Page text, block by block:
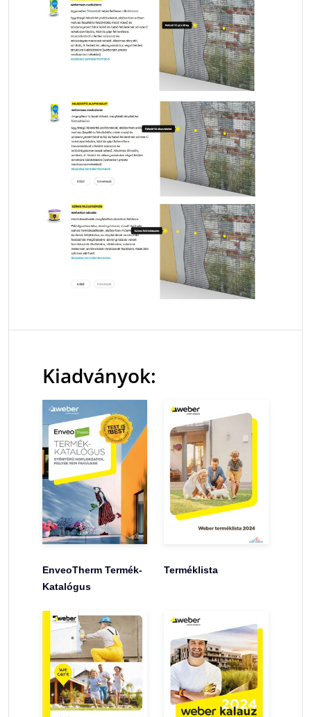
Kiadványok:
EnveoTherm Termék-
Katalógus
Terméklista